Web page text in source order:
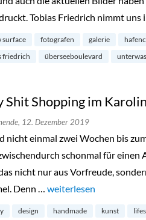
Tobias Friedrich nimmt uns
surface fotografen galerie
friedrich
überseeboulevard
Shit Shopping im
12. Dezember 2019
nicht einmal zwei Wochen bis
schonmal für einen
nicht nur aus Vorfreude,
Denn … „Holy Shit Shopping im
weiterlesen
design handmade kunst